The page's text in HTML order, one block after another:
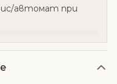
автомат при